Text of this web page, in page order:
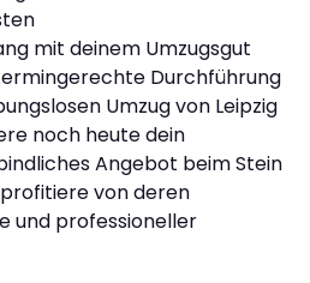
mit deinem Umzugsgut
Durchführung
Umzug von Leipzig
noch heute dein
Angebot beim Stein
von deren
und professioneller